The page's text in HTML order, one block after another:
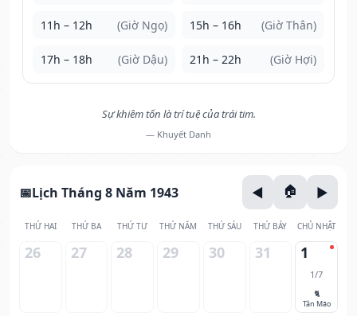
11h – 12h (Giờ Ngọ) 15h – 16h (Giờ Thân)
17h – 18h (Giờ Dậu) 21h – 22h (Giờ Hợi)
Sự khiêm tốn là trí tuệ của trái tim.
— Khuyết Danh
Lịch Tháng 8 Năm 1943
THỨ HAI THỨ BA THỨ TƯ THỨ NĂM THỨ SÁU THỨ BẢY CHỦ NHẬT
26 27 28 29 30 31 1
1/7
🐈
Tân Mão